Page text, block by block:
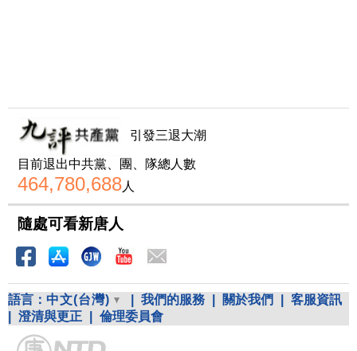
引發三退大潮
目前退出中共黨、團、隊總人數
464,780,688人
隨處可看新唐人
語言： 中文(台灣) 我們的服務 關於我們
客服資訊
澄清與更正 倫理委員會